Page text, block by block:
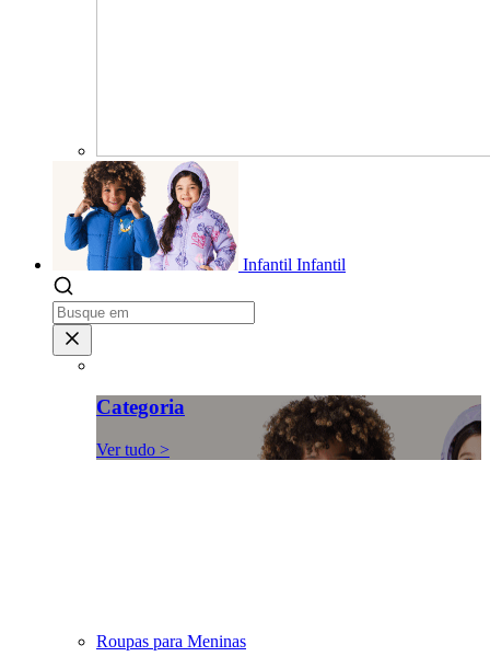
Infantil Infantil
Categoria
Ver tudo >
Roupas para Meninas